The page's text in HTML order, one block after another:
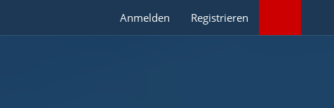
Anmelden Registrieren